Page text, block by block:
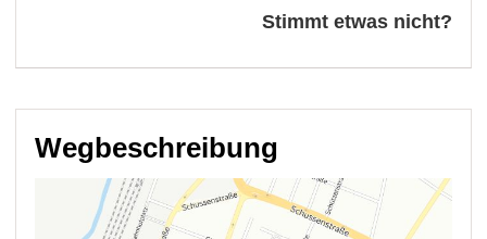
Stimmt etwas nicht?
Wegbeschreibung